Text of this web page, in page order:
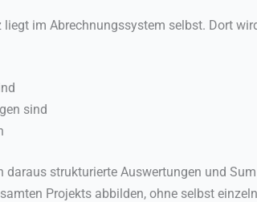
im Abrechnungssystem selbst. Dort
sind
daraus strukturierte Auswertungen und
Projekts abbilden, ohne selbst